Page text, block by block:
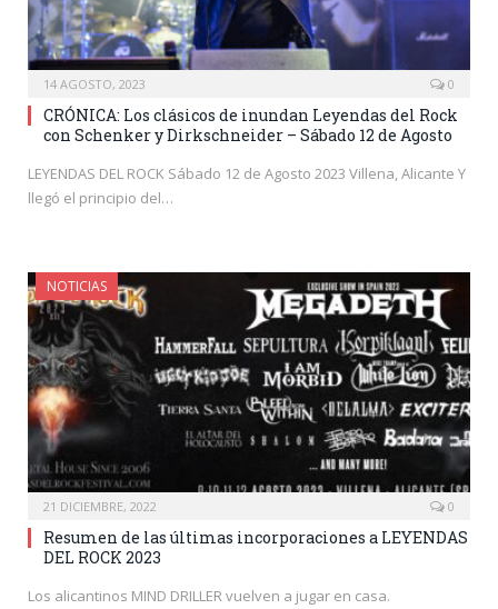
14 AGOSTO, 2023 0
CRÓNICA: Los clásicos de inundan Leyendas del Rock
con Schenker y Dirkschneider – Sábado 12 de Agosto
LEYENDAS DEL ROCK Sábado 12 de Agosto 2023 Villena, Alicante Y
llegó el principio del…
NOTICIAS
21 DICIEMBRE, 2022 0
Resumen de las últimas incorporaciones a LEYENDAS
DEL ROCK 2023
Los alicantinos MIND DRILLER vuelven a jugar en casa.